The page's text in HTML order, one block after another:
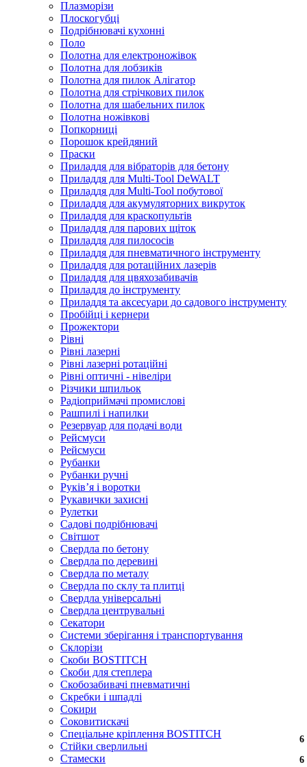
Плазморізи
Плоскогубці
Подрібнювачі кухонні
Поло
Полотна для електроножівок
Полотна для лобзиків
Полотна для пилок Алігатор
Полотна для стрічкових пилок
Полотна для шабельних пилок
Полотна ножівкові
Попкорниці
Порошок крейдяний
Праски
Приладдя для вібраторів для бетону
Приладдя для Multi-Tool DeWALT
Приладдя для Multi-Tool побутової
Приладдя для акумуляторних викруток
Приладдя для краскопультів
Приладдя для парових щіток
Приладдя для пилососів
Приладдя для пневматичного інструменту
Приладдя для ротаційних лазерів
Приладдя для цвяхозабивачів
Приладдя до інструменту
Приладдя та аксесуари до садового інструменту
Пробійці і кернери
Прожектори
Рівні
Рівні лазерні
Рівні лазерні ротаційні
Рівні оптичні - нівеліри
Різчики шпильок
Радіоприймачі промислові
Рашпилі і напилки
Резервуар для подачі води
Рейсмуси
Рейсмуси
Рубанки
Рубанки ручні
Руківʼя і воротки
Рукавички захисні
Рулетки
Садові подрібнювачі
Світшот
Свердла по бетону
Свердла по деревині
Свердла по металу
Свердла по склу та плитці
Свердла універсальні
Свердла центрувальні
Секатори
Системи зберігання і транспортування
Склорізи
Скоби BOSTITCH
Скоби для степлера
Скобозабивачі пневматичні
Скребки і шпадлі
Сокири
Соковитискачі
Спеціальне кріплення BOSTITCH
Стійки сверлильні
Стамески
6
6
6
6
6
6